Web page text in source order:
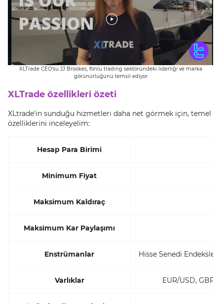
XLTrade CEO’su JJ Brookes, fonlu trading sektöründeki liderliği ve marka
görünürlüğünü temsil ediyor
XLTrade özellikleri özeti
XLtrade'in sunduğu hizmetleri daha net görmek için, temel
özelliklerini inceleyelim:
Hesap Para Birimi
Minimum Fiyat
Maksimum Kaldıraç
Maksimum Kar Paylaşımı
Enstrümanlar Hisse Senedi
Varlıklar EUR/USD, GBP/